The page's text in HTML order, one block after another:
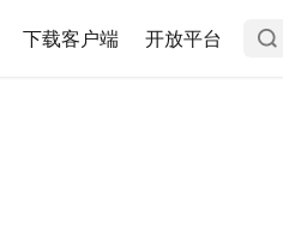
下载客户端 开放平台